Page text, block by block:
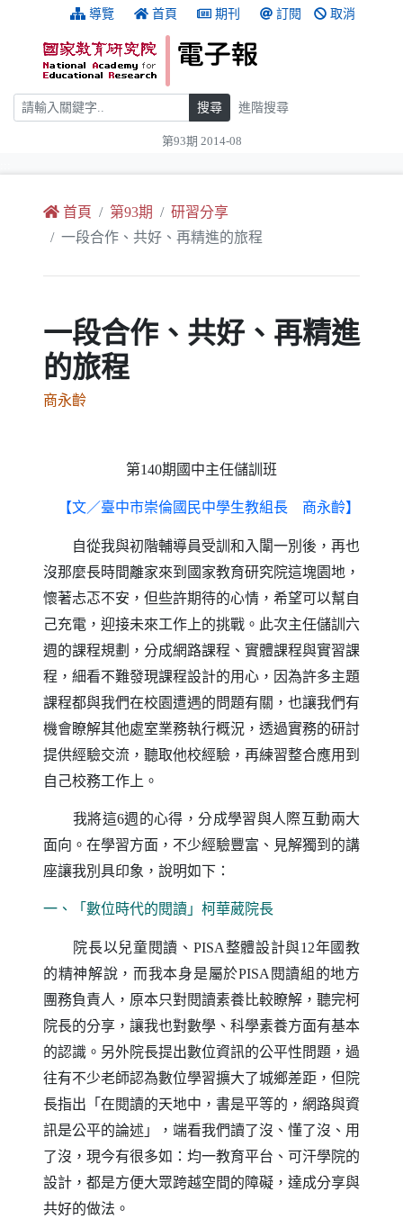
跳到主要內容 導覽 首頁 期刊 訂閱 取消
搜尋 搜尋 進階搜尋
第93期 2014-08
首頁 第93期
研習分享
一段合作、共好、再精進的旅程
一段合作、共好、再精進
的旅程
商永齡
第140期國中主任儲訓班
【文／臺中市崇倫國民中學生教組長 商永齡】
自從我與初階輔導員受訓和入闈一別後，再也
沒那麼長時間離家來到國家教育研究院這塊園地，
懷著忐忑不安，但些許期待的心情，希望可以幫自
己充電，迎接未來工作上的挑戰。此次主任儲訓六
週的課程規劃，分成網路課程、實體課程與實習課
程，細看不難發現課程設計的用心，因為許多主題
課程都與我們在校園遭遇的問題有關，也讓我們有
機會瞭解其他處室業務執行概況，透過實務的研討
提供經驗交流，聽取他校經驗，再練習整合應用到
自己校務工作上。
我將這6週的心得，分成學習與人際互動兩大
面向。在學習方面，不少經驗豐富、見解獨到的講
座讓我別具印象，說明如下：
一、「數位時代的閱讀」柯華葳院長
院長以兒童閱讀、 PISA整體設計與12年國教
的精神解說，而我本身是屬於PISA閱讀組的地方
團務負責人，原本只對閱讀素養比較瞭解，聽完柯
院長的分享，讓我也對數學、科學素養方面有基本
的認識。另外院長提出數位資訊的公平性問題，過
往有不少老師認為數位學習擴大了城鄉差距，但院
長指出「在閱讀的天地中，書是平等的，網路與資
訊是公平的論述」，端看我們讀了沒、懂了沒、用
了沒，現今有很多如：均一教育平台、可汗學院的
設計，都是方便大眾跨越空間的障礙，達成分享與
共好的做法。